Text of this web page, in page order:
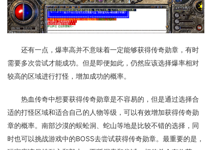
还有一点，爆率高并不意味着一定能够获得传奇勋章，有时
需要多次尝试才能成功。但是即便如此，仍然应该选择爆率相对
较高的区域进行打怪，增加成功的概率。
热血传奇中想要获得传奇勋章是不容易的，但是通过选择合
适的打怪区域和适合自己的人物等级，可以有效增加获得传奇勋
章的概率。南部沙漠的蜈蚣洞、蛇山等地是比较不错的选择，同
时也可以挑战游戏中的BOSS去尝试获得传奇勋章。最重要的是，